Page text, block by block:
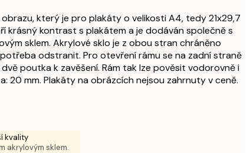
který je pro plakáty o velikosti A4, tedy 21x29,7
krásný kontrast s plakátem a je dodáván společně s
sklem. Akrylové sklo je z obou stran chráněno
odstranit. Pro otevření rámu se na zadní straně
poutka k zavěšení. Rám tak lze pověsit vodorovně i
20 mm. Plakáty na obrázcích nejsou zahrnuty v ceně.
kvality
akrylovým sklem.